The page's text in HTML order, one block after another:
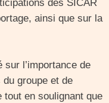
des SICAR
ainsi que sur la
l’importance de
groupe et de
en soulignant que